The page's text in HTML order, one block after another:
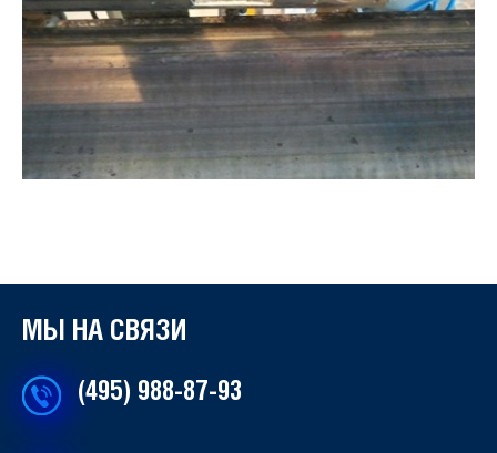
МЫ НА СВЯЗИ
(495) 988-87-93